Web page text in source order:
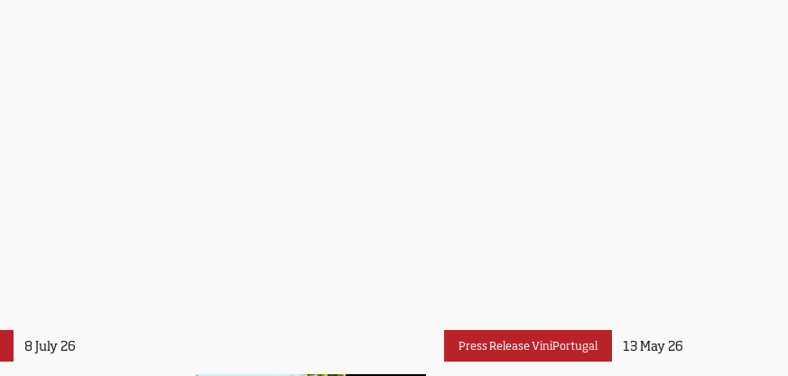
8 July 26 Press Release ViniPortugal 13 May 26